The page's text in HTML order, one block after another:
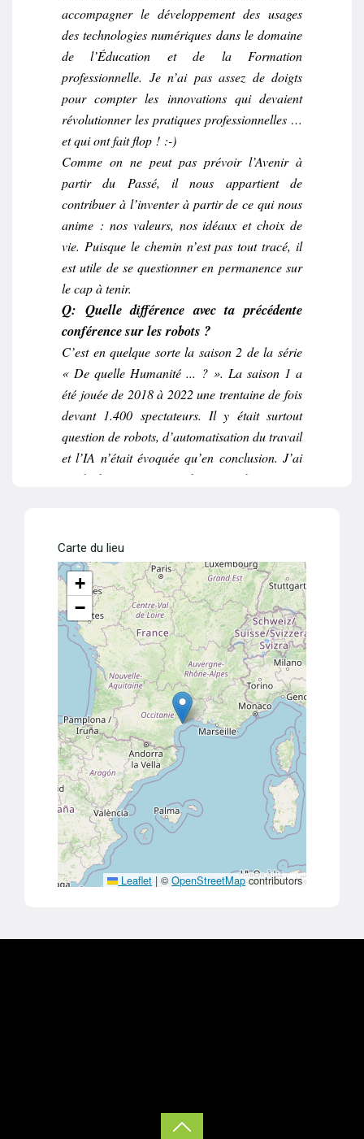
accompagner le développement des usages
des technologies numériques dans le domaine
de l’Éducation et de la Formation
professionnelle. Je n’ai pas assez de doigts
pour compter les innovations qui devaient
révolutionner les pratiques professionnelles …
et qui ont fait flop ! :-)
Comme on ne peut pas prévoir l’Avenir à
partir du Passé, il nous appartient de
contribuer à l’inventer à partir de ce qui nous
anime : nos valeurs, nos idéaux et choix de
vie. Puisque le chemin n’est pas tout tracé, il
est utile de se questionner en permanence sur
le cap à tenir.
Q: Quelle différence avec ta précédente
conférence sur les robots ?
C’est en quelque sorte la saison 2 de la série
« De quelle Humanité ... ? ». La saison 1 a
été jouée de 2018 à 2022 une trentaine de fois
devant 1.400 spectateurs. Il y était surtout
question de robots, d’automatisation du travail
et l’IA n’était évoquée qu’en conclusion. J’ai
gardé les références à l’univers de Science-
une plus large part à l’échange avec le public.
Carte du lieu
+
−
Leaflet | ©OpenStreetMapcontributors